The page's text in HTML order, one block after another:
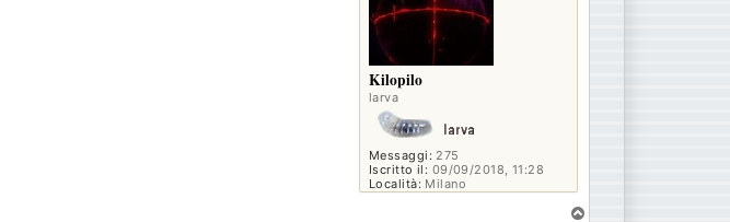
Kilopilo
larva
Messaggi: 275
Iscritto il: 09/09/2018, 11:28
Località: Milano